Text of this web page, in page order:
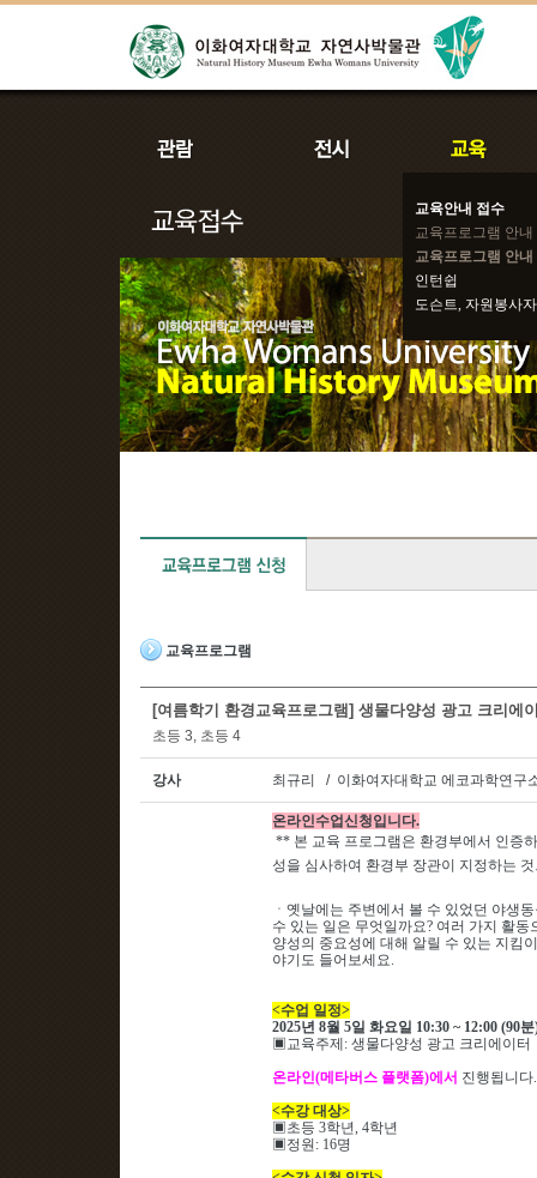
교육안내 접수
교육프로그램 안내
교육프로그램 안내
인턴쉽
도슨트, 자원봉사자
교육프로그램
[여름학기 환경교육프로그램] 생물다양성 광고 크리에
초등 3, 초등 4
강사 최규리 / 이화여자대학교 에코과학연구
온라인수업신청입니다.
** 본 교육 프로그램은 환경부에서 인증
성을 심사하여 환경부 장관이 지정하는
ㆍ 옛날에는 주변에서 볼 수 있었던 야생
수 있는 일은 무엇일까요? 여러 가지 활
양성의 중요성에 대해 알릴 수 있는 지킴
야기도 들어보세요.
<수업 일정>
2025년 8월 5일 화요일 10:30 ~ 12:00 (90분
▣ 교육주제 : 생물다양성 광고 크리에이터
온라인(메타버스 플랫폼)에서 진행됩니다.
<수강 대상>
▣ 초등 3학년, 4학년
▣ 정원 : 16명